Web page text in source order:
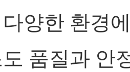
양한 환경
품질과 안